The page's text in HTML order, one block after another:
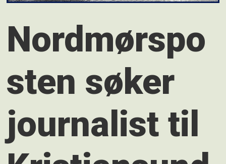
Nordmørspo
sten søker
journalist til